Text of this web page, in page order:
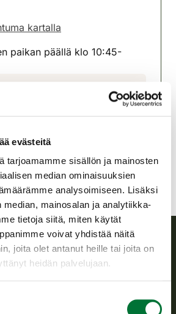
evästeitä
tarjoamamme sisällön ja mainosten
median ominaisuuksien
analysoimiseen. Lisäksi
median, mainosalan ja analytiikka-
tietoja siitä, miten käytät
voivat yhdistää näitä
joita olet antanut heille tai joita on
heidän palvelujaan.
kartalla
välilehteen)
paikan päällä klo 10:45-
toimintaa ja huolehtii riistapolitiikan